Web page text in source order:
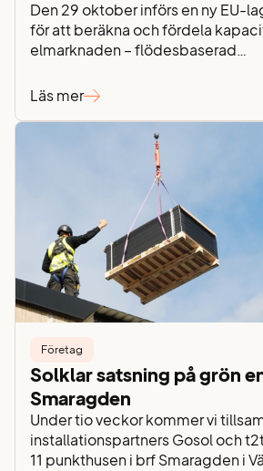
Den 29 oktober införs en ny EU-
för att beräkna och fördela
elmarknaden – flödesbaserad
därför vill vi förklara vad det är och
Fram till nu har vi i Norden använt en
beräkningsmetod baserad på hur…
Läs mer
Företag
Solklar satsning på grön
Smaragden
Under tio veckor kommer vi
installationspartners Gosol och
11 punkthusen i brf Smaragden i